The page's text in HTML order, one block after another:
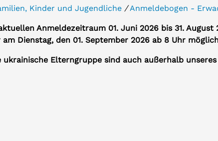
Kinder und Jugendliche/ Anmeldebogen -
Anmeldezeitraum 01. Juni 2026 bis 31. August
Dienstag, den 01. September 2026 ab 8 Uhr
Elterngruppe sind auch außerhalb